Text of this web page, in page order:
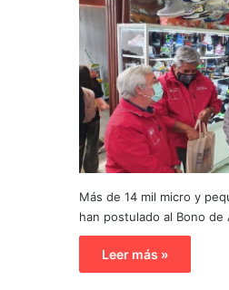
Más de 14 mil micro y
han postulado al Bono
Leer más »